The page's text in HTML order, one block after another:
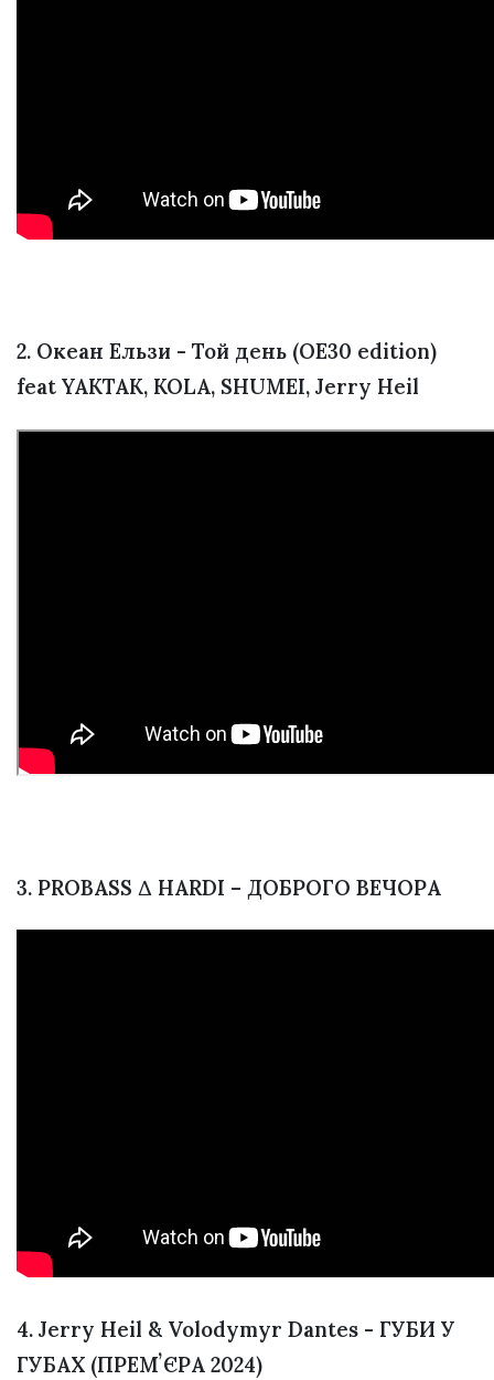
2. Океан Ельзи - Той день (ОЕ30 edition)
feat YAKTAK, KOLA, SHUMEI, Jerry Heil
3. PROBASS ∆ HARDI – ДОБРОГО ВЕЧОРА
4. Jerry Heil & Volodymyr Dantes - ГУБИ У
ГУБАХ (ПРЕМʼЄРА 2024)